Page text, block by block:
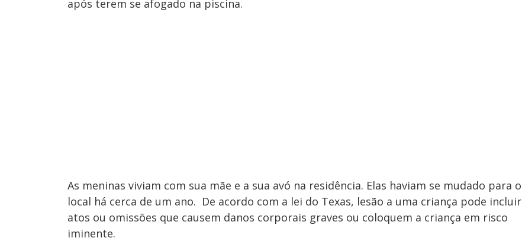
após terem se afogado na piscina.
As meninas viviam com sua mãe e a sua avó na residência. Elas haviam se mudado para o
local há cerca de um ano. De acordo com a lei do Texas, lesão a uma criança pode incluir
atos ou omissões que causem danos corporais graves ou coloquem a criança em risco
iminente.